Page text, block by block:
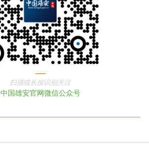
扫描或长按识别关注
中国雄安官网微信公众号